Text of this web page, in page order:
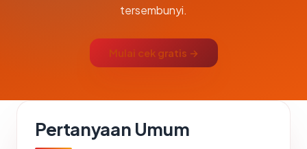
tersembunyi.
Mulai cek gratis →
Pertanyaan Umum